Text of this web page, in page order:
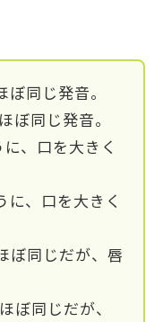
同じ発音。
同じ発音。
、口を大きく
、口を大きく
同じだが、唇
同じだが、